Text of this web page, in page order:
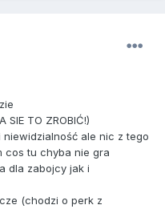
TO ZROBIĆ!)
ale nic z tego
cos tu chyba nie gra
dla zabojcy jak i
(chodzi o perk z